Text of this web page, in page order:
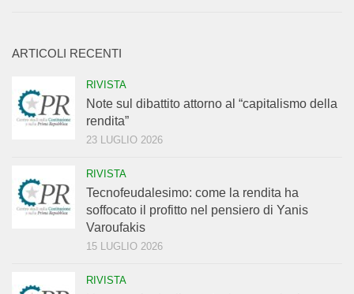
ARTICOLI RECENTI
RIVISTA
Note sul dibattito attorno al “capitalismo della
rendita”
23 LUGLIO 2026
RIVISTA
Tecnofeudalesimo: come la rendita ha
soffocato il profitto nel pensiero di Yanis
Varoufakis
15 LUGLIO 2026
RIVISTA